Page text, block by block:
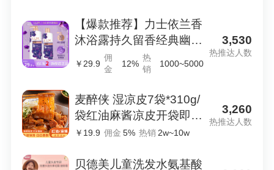
【爆款推荐】力士依兰香
沐浴露持久留香经典幽莲
家庭装官方正品
￥29.9
佣
金
12%
热
销
1000~5000
3,530
热推达人数
麦醉侠 湿凉皮7袋*310g/
袋红油麻酱凉皮开袋即食
现做现发
￥19.9 佣金 5% 热销 2w~10w
3,260
热推达人数
贝德美儿童洗发水氨基酸